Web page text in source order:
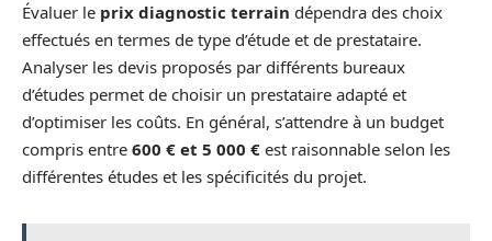
Évaluer le prix diagnostic terrain dépendra des choix
effectués en termes de type d’étude et de prestataire.
Analyser les devis proposés par différents bureaux
d’études permet de choisir un prestataire adapté et
d’optimiser les coûts. En général, s’attendre à un budget
compris entre 600 € et 5 000 € est raisonnable selon les
différentes études et les spécificités du projet.